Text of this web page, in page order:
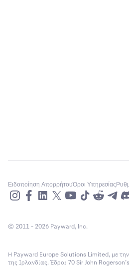
Ειδοποίηση ΑπορρήτουΌροι Υπηρεσίας
© 2011 - 2026 Payward, Inc.
Η Payward Europe Solutions Limited, με την
της Ιρλανδίας. Έδρα: 70 Sir John